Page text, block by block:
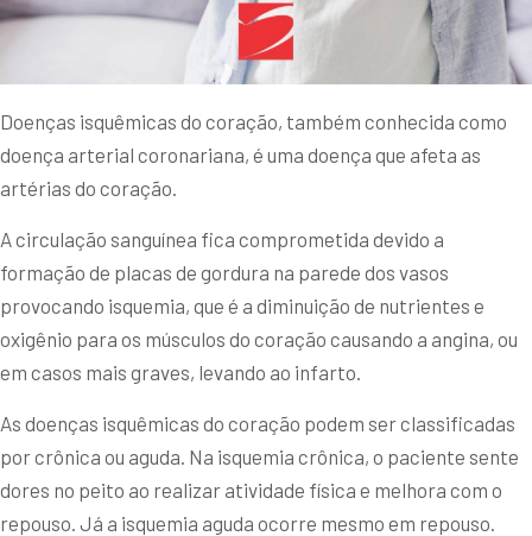
Doenças isquêmicas do coração, também conhecida como
doença arterial coronariana, é uma doença que afeta as
artérias do coração.
A circulação sanguínea fica comprometida devido a
formação de placas de gordura na parede dos vasos
provocando isquemia, que é a diminuição de nutrientes e
oxigênio para os músculos do coração causando a angina, ou
em casos mais graves, levando ao infarto.
As doenças isquêmicas do coração podem ser classificadas
por crônica ou aguda. Na isquemia crônica, o paciente sente
dores no peito ao realizar atividade física e melhora com o
repouso. Já a isquemia aguda ocorre mesmo em repouso.